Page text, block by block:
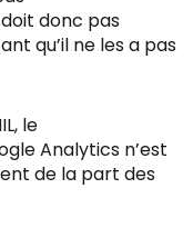
doit donc pas
qu’il ne les a pas
le
Analytics n’est
de la part des